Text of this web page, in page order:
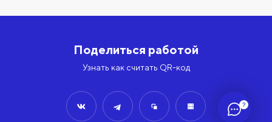
?
Поделиться работой
Узнать как считать QR-код